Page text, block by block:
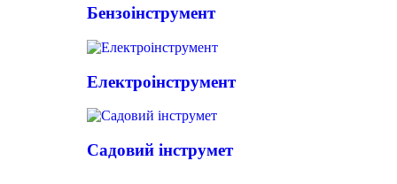
Бензоінструмент
Електроінструмент
Садовий інструмет